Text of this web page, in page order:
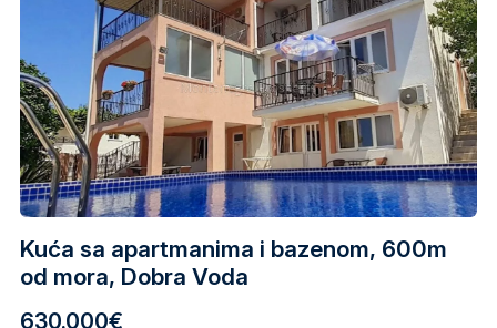
Kuća sa apartmanima i bazenom, 600m
od mora, Dobra Voda
630.000€